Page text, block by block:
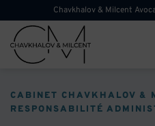
contenu
Chavkhalov & Milcent
CABINET CHAVKHALOV &
RESPONSABILITÉ